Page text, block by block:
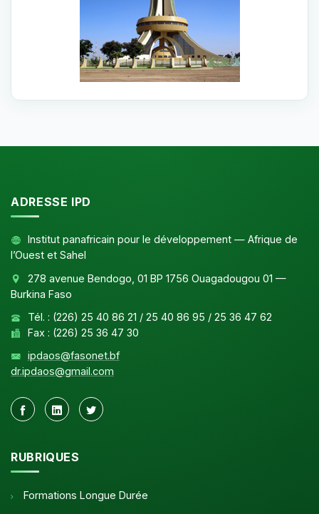
ADRESSE IPD
Institut panafricain pour le développement — Afrique de
l’Ouest et Sahel
278 avenue Bendogo, 01 BP 1756 Ouagadougou 01 —
Burkina Faso
Tél. : (226) 25 40 86 21 / 25 40 86 95 / 25 36 47 62
Fax : (226) 25 36 47 30
ipdaos@fasonet.bf
dr.ipdaos@gmail.com
RUBRIQUES
Formations Longue Durée